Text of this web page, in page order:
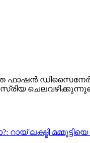
ഫാഷൻ
റായ് ലക്ഷ്മി